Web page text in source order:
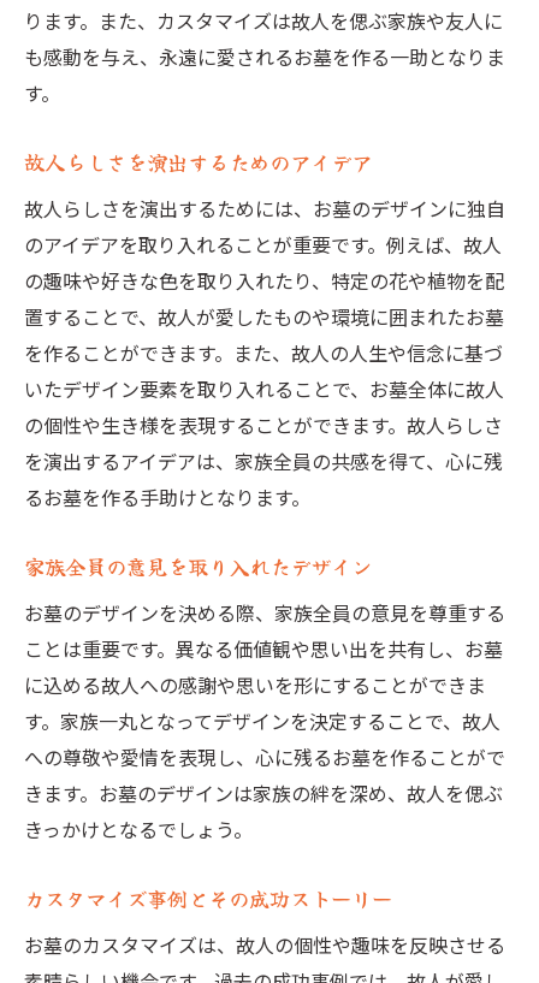
ります。また、カスタマイズは故人を偲ぶ家族や友人に
も感動を与え、永遠に愛されるお墓を作る一助となりま
す。
故人らしさを演出するためのアイデア
故人らしさを演出するためには、お墓のデザインに独自
のアイデアを取り入れることが重要です。例えば、故人
の趣味や好きな色を取り入れたり、特定の花や植物を配
置することで、故人が愛したものや環境に囲まれたお墓
を作ることができます。また、故人の人生や信念に基づ
いたデザイン要素を取り入れることで、お墓全体に故人
の個性や生き様を表現することができます。故人らしさ
を演出するアイデアは、家族全員の共感を得て、心に残
るお墓を作る手助けとなります。
家族全員の意見を取り入れたデザイン
お墓のデザインを決める際、家族全員の意見を尊重する
ことは重要です。異なる価値観や思い出を共有し、お墓
に込める故人への感謝や思いを形にすることができま
す。家族一丸となってデザインを決定することで、故人
への尊敬や愛情を表現し、心に残るお墓を作ることがで
きます。お墓のデザインは家族の絆を深め、故人を偲ぶ
きっかけとなるでしょう。
カスタマイズ事例とその成功ストーリー
お墓のカスタマイズは、故人の個性や趣味を反映させる